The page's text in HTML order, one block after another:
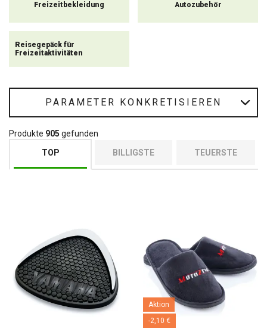
Freizeitbekleidung Autozubehör
Reisegepäck für
Freizeitaktivitäten
PARAMETER KONKRETISIEREN
Produkte 905 gefunden
TOP
BILLIGSTE TEUERSTE
Aktion
-2,10 €